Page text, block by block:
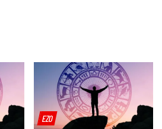
EZO